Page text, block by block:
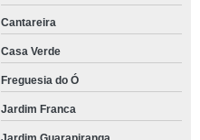
Cantareira
Casa Verde
Freguesia do Ó
Jardim Franca